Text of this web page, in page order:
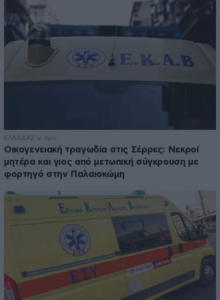
ΕΛΛΑΔΑ2 ω. πριν
Οικογενειακή τραγωδία στις Σέρρες: Νεκροί
μητέρα και γιος από μετωπική σύγκρουση με
φορτηγό στην Παλαιοκώμη